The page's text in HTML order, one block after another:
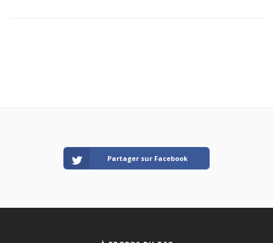
Partager sur Facebook